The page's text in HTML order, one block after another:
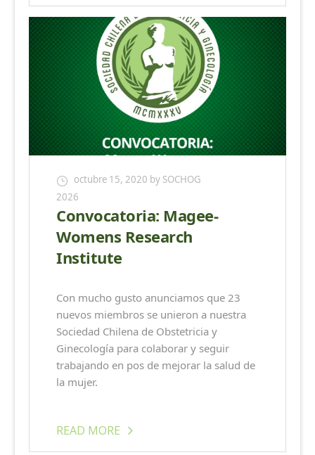
octubre 15, 2020 by SOCHOG
2026
Convocatoria: Magee-
Womens Research
Institute
Con mucho gusto anunciamos que 23
nuevos miembros se unieron a nuestra
Sociedad Chilena de Obstetricia y
Ginecología para colaborar y seguir
trabajando en pos de mejorar la salud de
la mujer.
READ MORE